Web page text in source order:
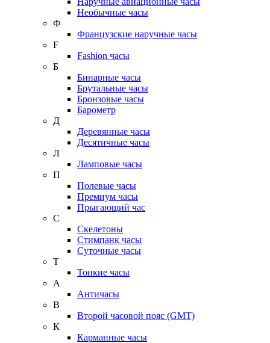
Необычные часы
Ф
Французские наручные часы
F
Fashion часы
Б
Бинарные часы
Брутальные часы
Бронзовые часы
Барометр
Д
Деревянные часы
Десятичные часы
Л
Ламповые часы
П
Полевые часы
Премиум часы
Прыгающий час
С
Скелетоны
Стимпанк часы
Суточные часы
Т
Тонкие часы
А
Античасы
В
Второй часовой пояс (GMT)
К
Карманные часы